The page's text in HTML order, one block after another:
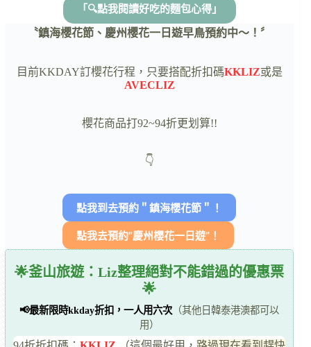
「🔍點我閱讀好吃的麵包心得」
〝鎮海櫻花節、慶州櫻花一日遊早鳥預約中～！〞
目前KKDAY訂櫻花行程，只要搭配折扣碼KKLIZ或是
AVECLIZ
櫻花商品打92~94折更划算!!
👇
點我到去預約＂鎮海櫻花節＂！
點我去預約”慶州櫻花一日遊”！
🌟釜山旅遊：Liz整理絕對不能錯過的優惠票
🌟
📢最新限時kkday折扣，一人用六次 （其他日韓泰港澳都可以
用）